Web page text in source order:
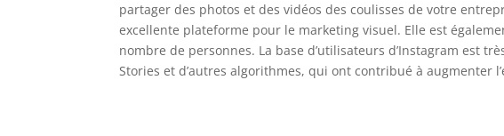
partager des photos et des vidéos des coulisses de votre
excellente plateforme pour le marketing visuel. Elle est
nombre de personnes. La base d’utilisateurs d’Instagram est
Stories et d’autres algorithmes, qui ont contribué à augmenter